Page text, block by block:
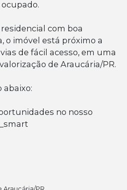
com boa
o imóvel está próximo a
de fácil acesso, em uma
de Araucária/PR.
abaixo:
no nosso